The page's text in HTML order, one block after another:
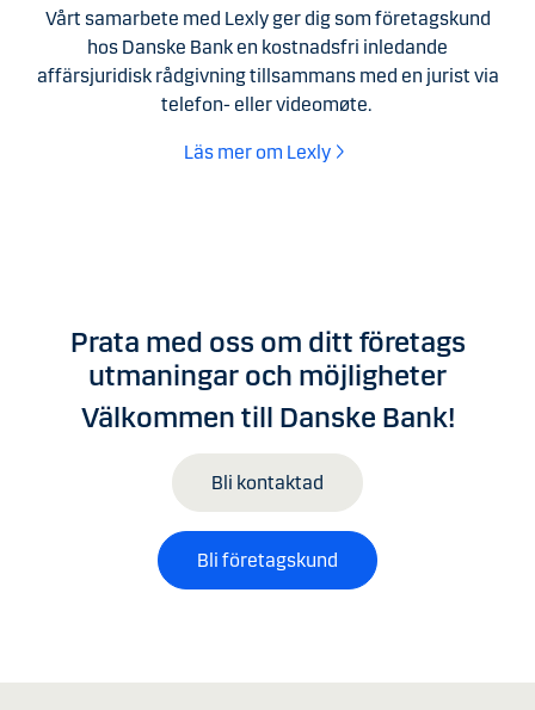
Vårt samarbete med Lexly ger dig som företagskund
hos Danske Bank en kostnadsfri inledande
affärsjuridisk rådgivning tillsammans med en jurist via
telefon- eller videomøte.
Läs mer om Lexly
Prata med oss om ditt företags
utmaningar och möjligheter
Välkommen till Danske Bank!
Bli kontaktad
Bli företagskund